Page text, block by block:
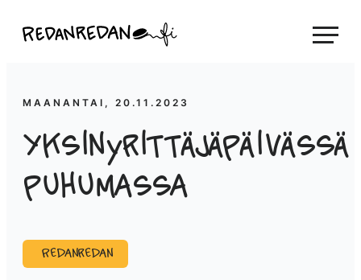
suoraan
Linda Saukko-Rauta, Redanredan Oy
piirrosvideoita
MAANANTAI, 20.11.2023
Yksinyrittäjäpäivässä
puhumassa
Redanredan